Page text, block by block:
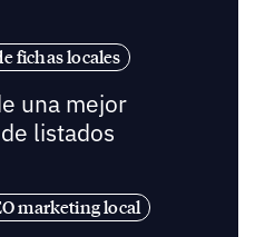
fichas locales
una mejor
listados
marketing local